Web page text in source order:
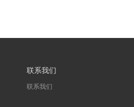
联系我们
联系我们